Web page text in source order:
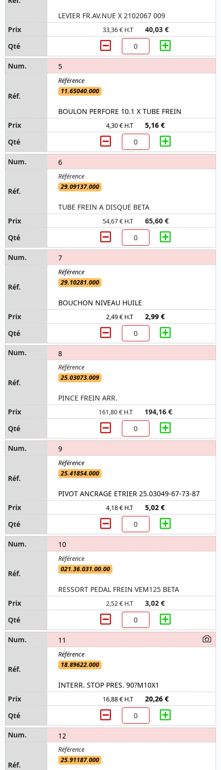
LEVIER FR.AV.NUE X 2102067 009
33,36 € H.T 40,03 €
5
11.65040.000
BOULON PERFORE 10.1 X TUBE FREIN
4,30 € H.T 5,16 €
6
29.09137.000
TUBE FREIN A DISQUE BETA
54,67 € H.T 65,60 €
7
29.10281.000
BOUCHON NIVEAU HUILE
2,49 € H.T 2,99 €
8
25.03073.009
PINCE FREIN ARR.
161,80 € H.T 194,16 €
9
25.41854.000
PIVOT ANCRAGE ETRIER 25.03049-67-73-87
4,18 € H.T 5,02 €
10
021.36.031.00.00
RESSORT PEDAL FREIN VEM125 BETA
2,52 € H.T 3,02 €
11
18.89622.000
INTERR. STOP PRES. 90?M10X1
16,88 € H.T 20,26 €
12
25.91187.000